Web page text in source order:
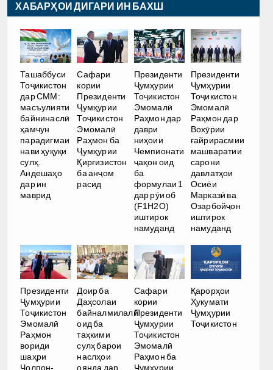
ХАБАРҲОИ ДИГАРИ ИН БАХШ
Ташаббуси
Тоҷикистон
дар СММ:
масъулияти
байнинаслӣ
ҳамчун
парадигмаи
нави ҳуқуқи
сулҳ.
Андешаҳо
дар ин
маврид
Сафари
кории
Президенти
Ҷумҳурии
Тоҷикистон
Эмомалӣ
Раҳмон ба
Ҷумҳурии
Қирғизистон
ба анҷом
расид
Президенти
Ҷумҳурии
Тоҷикистон
Эмомалӣ
Раҳмон дар
даври
ниҳоии
Чемпионати
ҷаҳон оид
ба
формулаи 1
дар рӯи об
(F1H2O)
иштирок
намуданд
Президенти
Ҷумҳурии
Тоҷикистон
Эмомалӣ
Раҳмон дар
Вохӯрии
ғайрирасмии
машваратии
сарони
давлатҳои
Осиёи
Марказӣ ва
Озарбойҷон
иштирок
намуданд
Президенти
Ҷумҳурии
Тоҷикистон
Эмомалӣ
Раҳмон
вориди
шаҳри
Чолпон-
Доир ба
Даҳсолаи
байналмилалӣ
оид ба
таҳкими
сулҳ барои
наслҳои
оянда дар
Сафари
кории
Президенти
Ҷумҳурии
Тоҷикистон
Эмомалӣ
Раҳмон ба
Ҷумҳурии
Қарорҳои
Ҳукумати
Ҷумҳурии
Тоҷикистон